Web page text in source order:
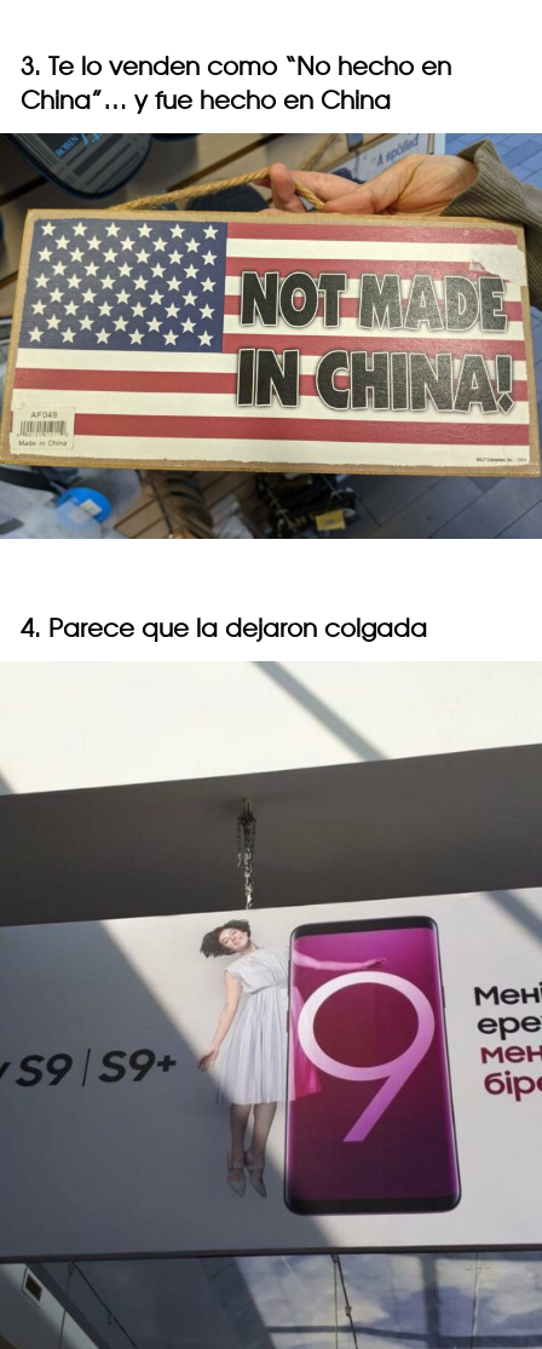
3. Te lo venden como “No hecho en
China”… y fue hecho en China
4. Parece que la dejaron colgada